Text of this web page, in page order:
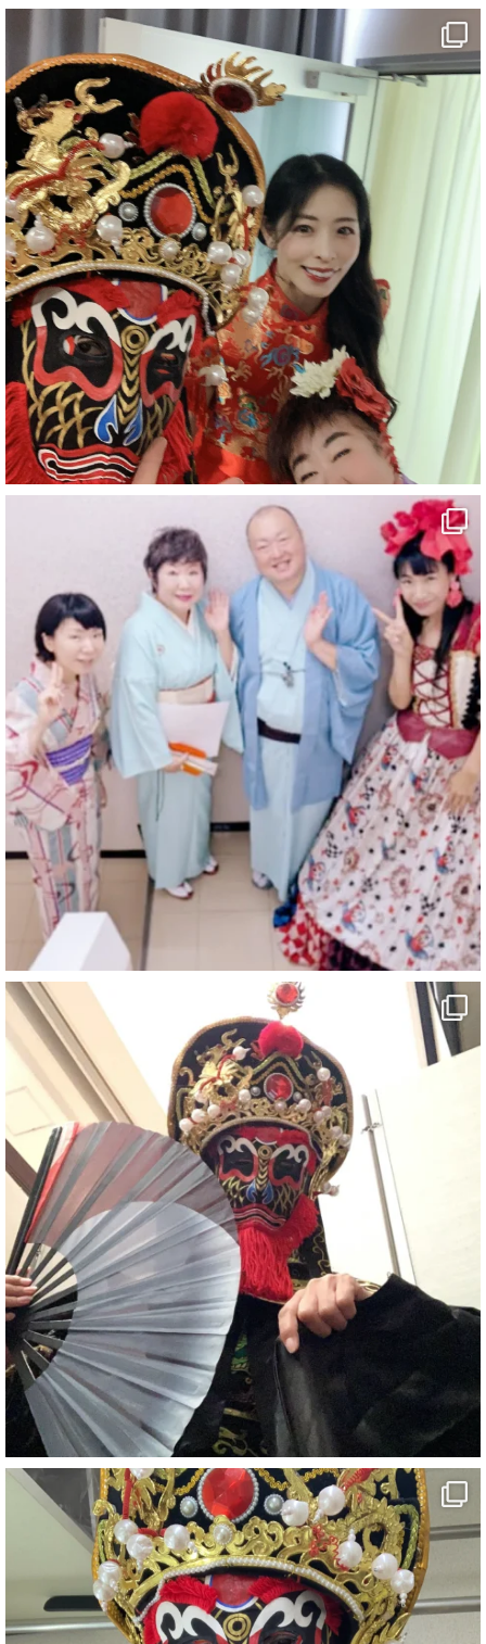
マジシャン派遣 パッションプリンセス【公式】
@comedy_illusion · 5 Aug
お疲れ様です
YouTubeを更新しました
https://youtu.be/9Vo2WgtDLME @YouTube
#企業公式がお疲れ様を言い合う
#チャンネル登録おねがいします
#愛媛県
#新居浜市
#幸福駅
#別子銅山
#鉱山観光列車
#四国
#愛媛観光
#旅行
#旅行動画
#一人旅
#観光スポット
#旅行好きと繋がりたい
7 X
マジシャン派遣 パッションプリンセス【公式】
@comedy_illusion · 4 Aug
お疲れ様です
ブログ更新しました
「マジシャン和歌山旅 白浜町・三段壁洞窟」
#企業公式がお疲れ様を言い合う
#旅行好きな人と繋がりたい
#一人旅
#女性マジシャン
#出張マジック
#マジシャン派遣
#イリュージョン
#和歌山県
#白浜町
#変面ショー
#イベント
#宴会
#余興
2 X
さらに読み込む